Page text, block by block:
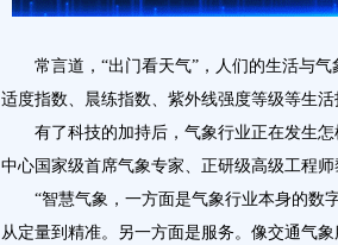
常言道，“出门看天气”，人们的生活与
适度指数、晨练指数、紫外线强度等级等生
有了科技的加持后，气象行业正在发生
中心国家级首席气象专家、正研级高级工程
“智慧气象，一方面是气象行业本身的数
从定量到精准。另一方面是服务。像交通气